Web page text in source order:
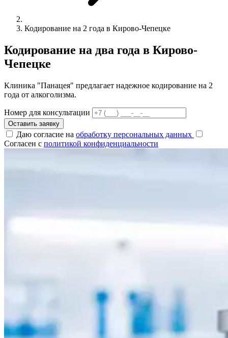
Кодирование на 2 года в Кирово-Чепецке
Кодирование на два года в Кирово-
Чепецке
Клиника "Панацея" предлагает надежное кодирование на 2
года от алкоголизма.
Номер для консультации
Оставить заявку
Даю согласие на обработку персональных данных
Согласен с политикой конфиденциальности